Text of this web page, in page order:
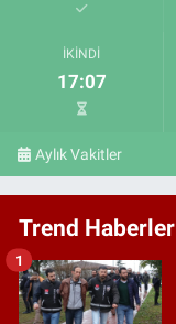
İKINDI
17:07
Aylık Vakitler
Trend Haberler
1